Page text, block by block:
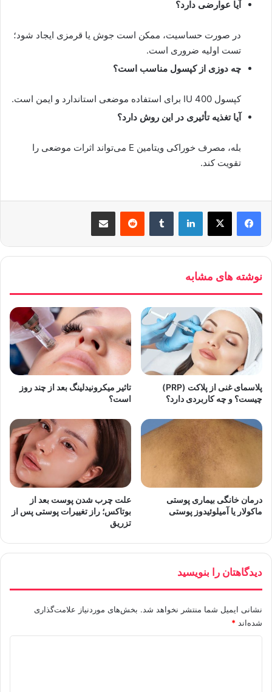
آیا عوارضی دارد؟
در صورت حساسیت، ممکن است جوش یا قرمزی ایجاد شود؛
تست اولیه ضروری است.
چه دوزی از کپسول مناسب است؟
کپسول 400 IU برای استفاده موضعی استاندارد و ایمن است.
آیا تغذیه تأثیری در این روش دارد؟
بله، مصرف خوراکی ویتامین E می‌تواند اثرات موضعی را
تقویت کند.
لینکدین ‫تامبلر ‫رددیت اشتراک گذاری از طریق ایمیل
نوشته های مشابه
پلاسمای غنی از پلاکت (PRP)
چیست؟ و چه کاربردی دارد؟
تاثیر میکرونیدلینگ بعد از چند روز
است؟
درمان خانگی بیماری پوستی
ماکولار یا آمیلوئیدوز پوستی
علت چرب شدن پوست بعد از
بوتاکس؛ راز تغییرات پوستی پس از
تزریق
دیدگاهتان را بنویسید
نشانی ایمیل شما منتشر نخواهد شد. بخش‌های موردنیاز علامت‌گذاری
شده‌اند *